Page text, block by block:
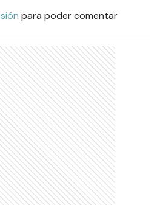
para poder comentar